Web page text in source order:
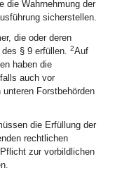
die Wahrnehmung der
sicherstellen.
die oder deren
§ 9 erfüllen. 2Auf
haben die
auch vor
Forstbehörden
die Erfüllung der
rechtlichen
zur vorbildlichen